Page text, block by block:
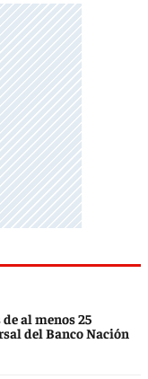
al menos 25
del Banco Nación